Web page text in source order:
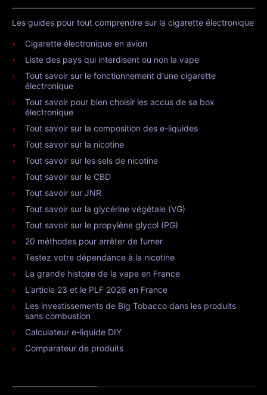
Les guides pour tout comprendre sur la cigarette électronique
Cigarette électronique en avion
Liste des pays qui interdisent ou non la vape
Tout savoir sur le fonctionnement d'une cigarette
électronique
Tout savoir pour bien choisir les accus de sa box
électronique
Tout savoir sur la composition des e-liquides
Tout savoir sur la nicotine
Tout savoir sur les sels de nicotine
Tout savoir sur le CBD
Tout savoir sur JNR
Tout savoir sur la glycérine végétale (VG)
Tout savoir sur le propylène glycol (PG)
20 méthodes pour arrêter de fumer
Testez votre dépendance à la nicotine
La grande histoire de la vape en France
L'article 23 et le PLF 2026 en France
Les investissements de Big Tobacco dans les produits
sans combustion
Calculateur e-liquide DIY
Comparateur de produits